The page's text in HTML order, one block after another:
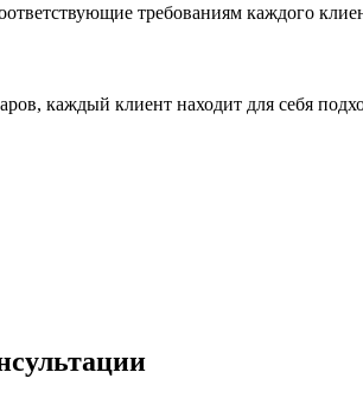
требованиям каждого
каждый клиент находит для себя